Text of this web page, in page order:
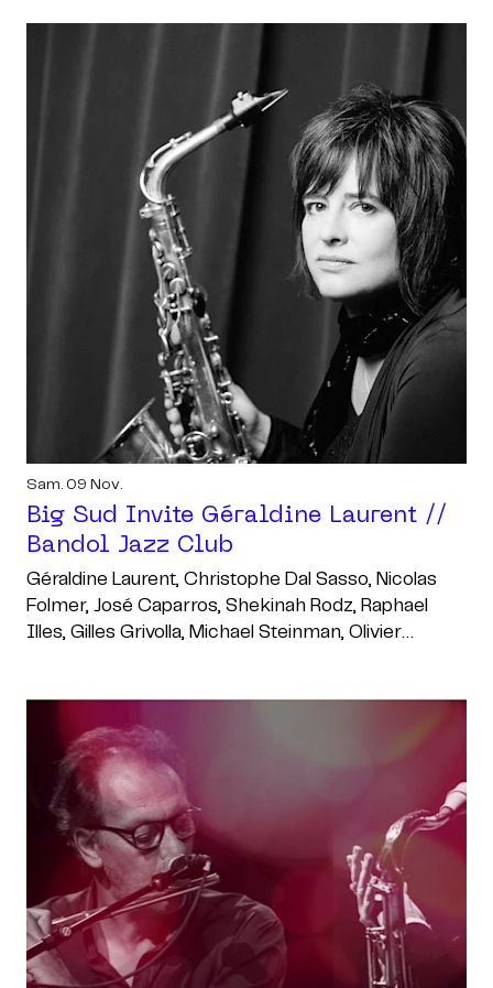
Sam. 09 Nov.
Big Sud Invite Géraldine Laurent //
Bandol Jazz Club
Géraldine Laurent, Christophe Dal Sasso, Nicolas
Folmer, José Caparros, Shekinah Rodz, Raphael
Illes, Gilles Grivolla, Michael Steinman, Olivier